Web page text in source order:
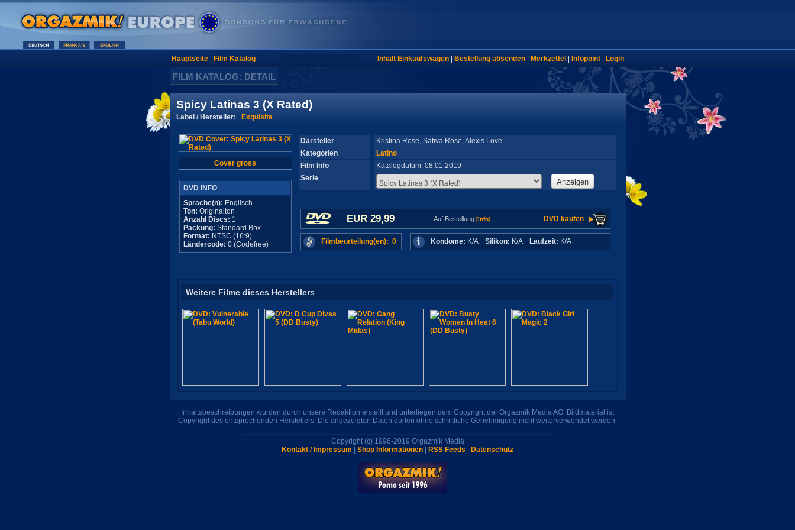
Hauptseite| Film Katalog Inhalt Einkaufswagen| Bestellung absenden| Merkzettel Infopoint| Login
FILM KATALOG: DETAIL
Spicy Latinas 3 (X Rated)
Label / Hersteller: Exquisite
Cover gross
DVD INFO
Sprache(n): Englisch
Ton: Originalton
Anzahl Discs: 1
Packung: Standard Box
Format: NTSC (16:9)
Ländercode: 0 (Codefree)
Darsteller
Kristina Rose, Sativa Rose, Alexis Love
Kategorien
Latino
Film Info
Katalogdatum: 08.01.2019
Serie
Anzeigen
EUR 29,99 Auf Bestellung [info] DVD kaufen
Filmbeurteilung(en): 0 Kondome: K/A Silikon: K/A Laufzeit: K/A
Weitere Filme dieses Herstellers
Inhaltsbeschreibungen wurden durch unsere Redaktion erstellt und unterliegen dem Copyright der Orgazmik Media AG. Bildmaterial ist
Copyright des entsprechenden Herstellers. Die angezeigten Daten dürfen ohne schriftliche Genehmigung nicht weiterverwendet werden.
Copyright (c) 1996-2019 Orgazmik Media
Kontakt / Impressum
Shop Informationen RSS Feeds Datenschutz